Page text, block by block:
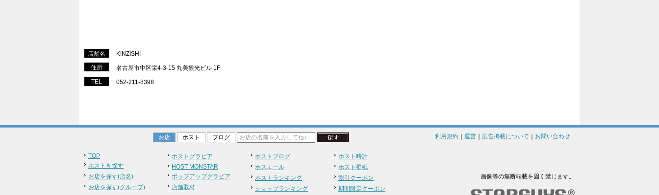
店舗名
KINZISHI
住所
名古屋市中区栄4-3-15 丸美観光ビル 1F
TEL
052-211-8398
お店 ホスト ブログ
TOP
ホストを探す
お店を探す(店名)
お店を探す(グループ)
ホストグラビア
HOST MONSTAR
ポップアップグラビア
店舗取材
ホストブログ
ホスエール
ホストランキング
ショップランキング
ホスト時計
ホスト壁紙
割引クーポン
期間限定クーポン
利用規約 運営 広告掲載について お問い合わせ
画像等の無断転載を固く禁じます。